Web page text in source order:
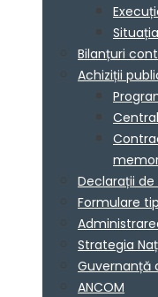
Bilanțuri
Achiziții
Declarații
Formulare tip
Strategia
Guvernanță
ANCOM